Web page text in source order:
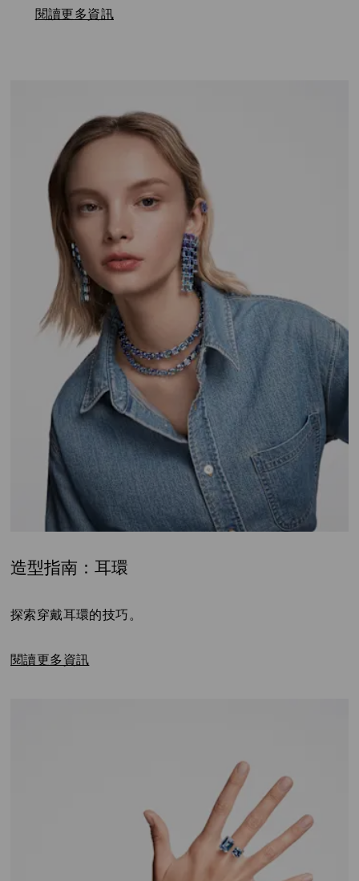
閱讀更多資訊
造型指南：耳環
探索穿戴耳環的技巧。
閱讀更多資訊